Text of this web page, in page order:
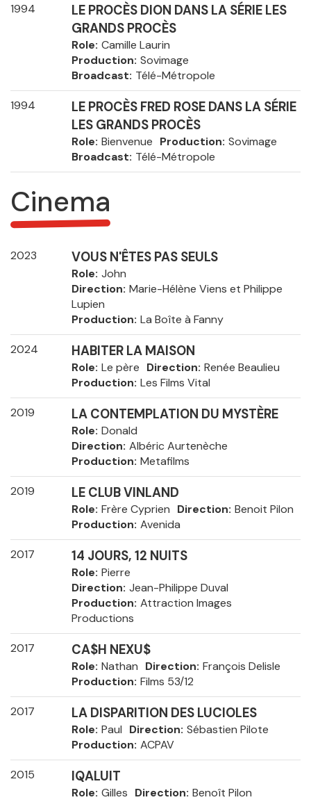
1994
LE PROCÈS DION DANS LA SÉRIE LES
GRANDS PROCÈS
Role Camille Laurin
Production Sovimage
Broadcast Télé-Métropole
1994
LE PROCÈS FRED ROSE DANS LA SÉRIE
LES GRANDS PROCÈS
Role Bienvenue Production Sovimage
Broadcast Télé-Métropole
Cinema
2023 VOUS N'ÊTES PAS SEULS
Role John
Direction Marie-Hélène Viens et Philippe
Lupien
Production La Boîte à Fanny
2024 HABITER LA MAISON
Role Le père Direction Renée Beaulieu
Production Les Films Vital
2019 LA CONTEMPLATION DU MYSTÈRE
Role Donald
Direction Albéric Aurtenèche
Production Metafilms
2019 LE CLUB VINLAND
Role Frère Cyprien Direction Benoit Pilon
Production Avenida
2017 14 JOURS, 12 NUITS
Role Pierre
Direction Jean-Philippe Duval
Production Attraction Images
Productions
2017 CA$H NEXU$
Role Nathan Direction François Delisle
Production Films 53/12
2017 LA DISPARITION DES LUCIOLES
Role Paul Direction Sébastien Pilote
Production ACPAV
2015 IQALUIT
Role Gilles Direction Benoît Pilon